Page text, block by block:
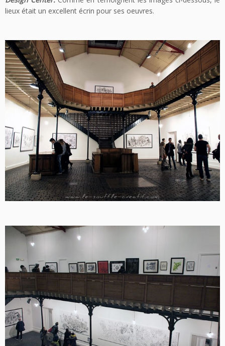
lieux était un excellent écrin pour ses oeuvres.